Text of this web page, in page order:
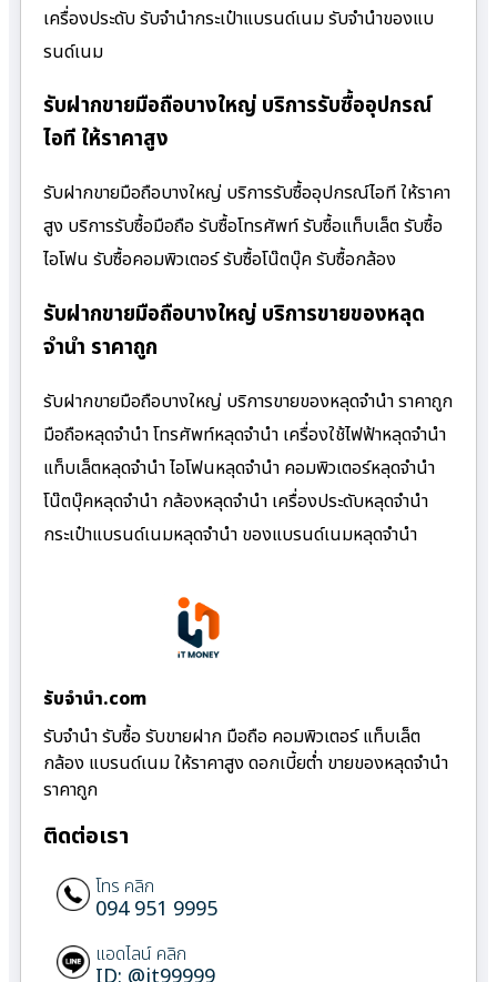
เครื่องประดับ รับจำนำกระเป๋าแบรนด์เนม รับจำนำของแบ
รนด์เนม
รับฝากขายมือถือบางใหญ่ บริการรับซื้ออุปกรณ์
ไอที ให้ราคาสูง
รับฝากขายมือถือบางใหญ่ บริการรับซื้ออุปกรณ์ไอที ให้ราคา
สูง บริการรับซื้อมือถือ รับซื้อโทรศัพท์ รับซื้อแท็บเล็ต รับซื้อ
ไอโฟน รับซื้อคอมพิวเตอร์ รับซื้อโน๊ตบุ๊ค รับซื้อกล้อง
รับฝากขายมือถือบางใหญ่ บริการขายของหลุด
จำนำ ราคาถูก
รับฝากขายมือถือบางใหญ่ บริการขายของหลุดจำนำ ราคาถูก
มือถือหลุดจำนำ โทรศัพท์หลุดจำนำ เครื่องใช้ไฟฟ้าหลุดจำนำ
แท็บเล็ตหลุดจำนำ ไอโฟนหลุดจำนำ คอมพิวเตอร์หลุดจำนำ
โน๊ตบุ๊คหลุดจำนำ กล้องหลุดจำนำ เครื่องประดับหลุดจำนำ
กระเป๋าแบรนด์เนมหลุดจำนำ ของแบรนด์เนมหลุดจำนำ
รับจํานํา.com
รับจำนำ รับซื้อ รับขายฝาก มือถือ คอมพิวเตอร์ แท็บเล็ต
กล้อง แบรนด์เนม ให้ราคาสูง ดอกเบี้ยต่ำ ขายของหลุดจำนำ
ราคาถูก
ติดต่อเรา
โทร คลิก
094 951 9995
แอดไลน์ คลิก